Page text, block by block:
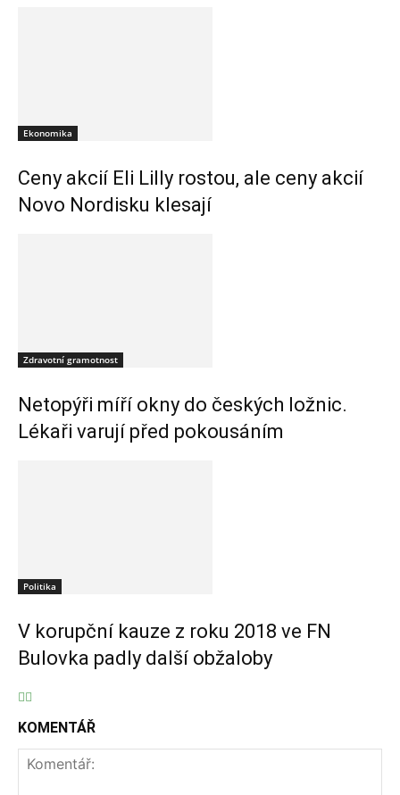
Ekonomika
Ceny akcií Eli Lilly rostou, ale ceny akcií
Novo Nordisku klesají
Zdravotní gramotnost
Netopýři míří okny do českých ložnic.
Lékaři varují před pokousáním
Politika
V korupční kauze z roku 2018 ve FN
Bulovka padly další obžaloby
KOMENTÁŘ